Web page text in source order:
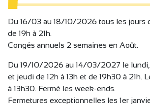
Du 16/03 au 18/10/2026 tous les jours
de 19h à 21h.
Congés annuels 2 semaines en Août.
Du 19/10/2026 au 14/03/2027 le lundi,
et jeudi de 12h à 13h et de 19h30 à 21h.
à 13h30. Fermé les week-ends.
Fermetures exceptionnelles les 1er